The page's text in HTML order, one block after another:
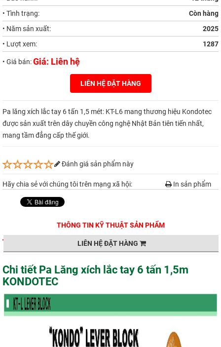
• Tình trạng:
Còn hàng
• Năm sản xuất:
2025
• Lượt xem:
1287
• Giá bán:Giá: Liên hệ
LIÊN HỆ ĐẶT HÀNG
Pa lăng xích lắc tay 6 tấn 1,5 mét: KT-L6 mang thương hiệu Kondotec
được sản xuất trên dây chuyền công nghệ Nhật Bản tiên tiến nhất,
mang tầm đẳng cấp thế giới.
Đánh giá sản phẩm này
In sản phẩm
Hãy chia sẻ với chúng tôi trên mạng xã hội:
THÔNG TIN KỸ THUẬT SẢN PHẨM
LIÊN HỆ ĐẶT HÀNG
Chi tiết Pa Lăng xích lắc tay 6 tấn 1,5m
KONDOTEC